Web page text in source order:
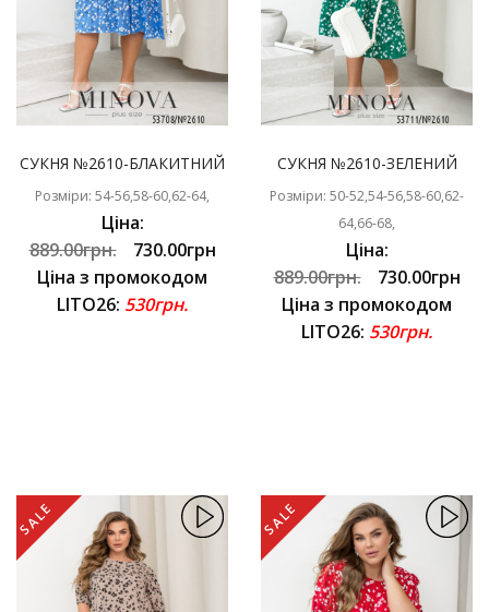
СУКНЯ №2610-БЛАКИТНИЙ
Розміри: 54-56,58-60,62-64,
Ціна:
889.00грн.
730.00грн
Ціна з промокодом
LITO26: 530грн.
СУКНЯ №2610-ЗЕЛЕНИЙ
Розміри: 50-52,54-56,58-60,62-
64,66-68,
Ціна:
889.00грн.
730.00грн
Ціна з промокодом
LITO26: 530грн.
SALE SALE